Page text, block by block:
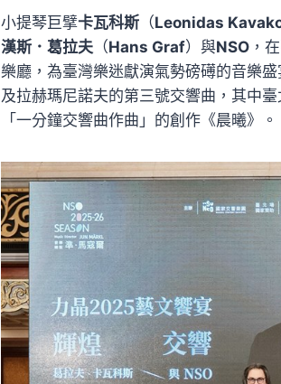
小提琴巨擘卡瓦科斯 （Leonidas
漢斯．葛拉夫 （Hans Graf）與NSO ，
樂廳，為臺灣樂迷獻演氣勢磅礡的音樂
及拉赫瑪尼諾夫的第三號交響曲，其中
「一分鐘交響曲作曲」的創作《晨曦》。